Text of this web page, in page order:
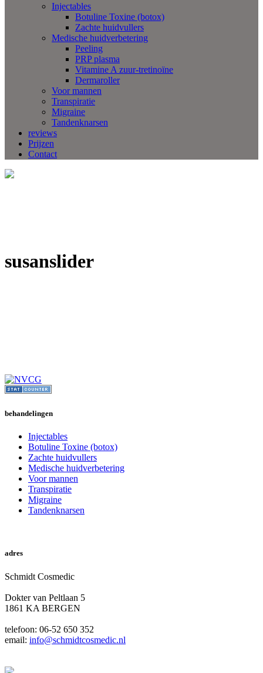
Injectables
Botuline Toxine (botox)
Zachte huidvullers
Medische huidverbetering
Peeling
PRP plasma
Vitamine A zuur-tretinoïne
Dermaroller
Voor mannen
Transpiratie
Migraine
Tandenknarsen
reviews
Prijzen
Contact
susanslider
behandelingen
Injectables
Botuline Toxine (botox)
Zachte huidvullers
Medische huidverbetering
Voor mannen
Transpiratie
Migraine
Tandenknarsen
adres
Schmidt Cosmedic
Dokter van Peltlaan 5
1861 KA BERGEN
telefoon: 06-52 650 352
email: info@schmidtcosmedic.nl